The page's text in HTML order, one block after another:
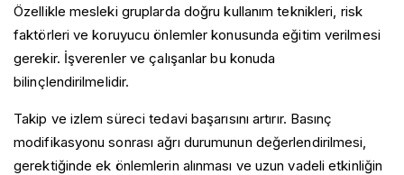
Özellikle mesleki gruplarda doğru kullanım teknikleri, risk
faktörleri ve koruyucu önlemler konusunda eğitim verilmesi
gerekir. İşverenler ve çalışanlar bu konuda
bilinçlendirilmelidir.
Takip ve izlem süreci tedavi başarısını artırır. Basınç
modifikasyonu sonrası ağrı durumunun değerlendirilmesi,
gerektiğinde ek önlemlerin alınması ve uzun vadeli etkinliğin